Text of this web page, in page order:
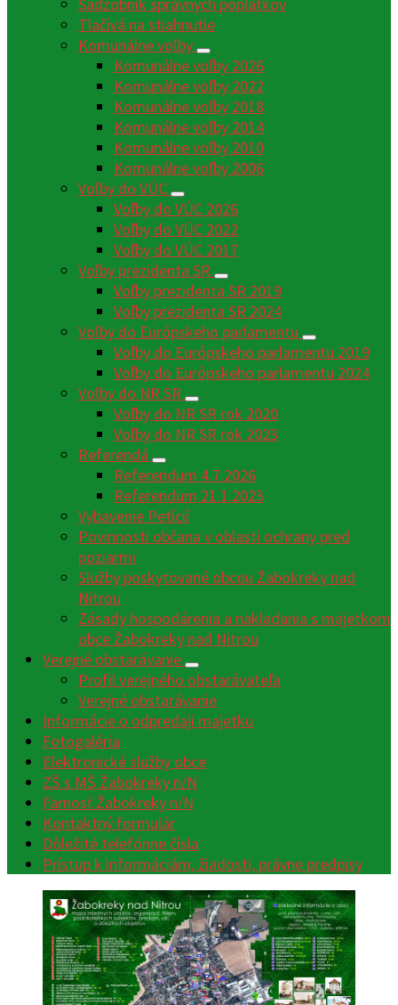
Sadzobník správnych poplatkov
Tlačivá na stiahnutie
Komunálne voľby
Komunálne voľby 2026
Komunálne voľby 2022
Komunálne voľby 2018
Komunálne voľby 2014
Komunálne voľby 2010
Komunálne voľby 2006
Voľby do VÚC
Voľby do VÚC 2026
Voľby do VÚC 2022
Voľby do VÚC 2017
Voľby prezidenta SR
Voľby prezidenta SR 2019
Voľby prezidenta SR 2024
Voľby do Európskeho parlamentu
Voľby do Európskeho parlamentu 2019
Voľby do Európskeho parlamentu 2024
Voľby do NR SR
Voľby do NR SR rok 2020
Voľby do NR SR rok 2023
Referendá
Referendum 4.7.2026
Referendum 21.1.2023
Vybavenie Petícií
Povinnosti občana v oblasti ochrany pred
poziarmi
Služby poskytované obcou Žabokreky nad
Nitrou
Zásady hospodárenia a nakladania s majetkom
obce Žabokreky nad Nitrou
Verejné obstarávanie
Profil verejného obstarávateľa
Verejné obstarávanie
Informácie o odpredaji majetku
Fotogaléria
Elektronické služby obce
ZŠ s MŠ Žabokreky n/N
Farnosť Žabokreky n/N
Kontaktný formulár
Dôležité telefónne čísla
Prístup k informáciám, žiadosti, právne predpisy